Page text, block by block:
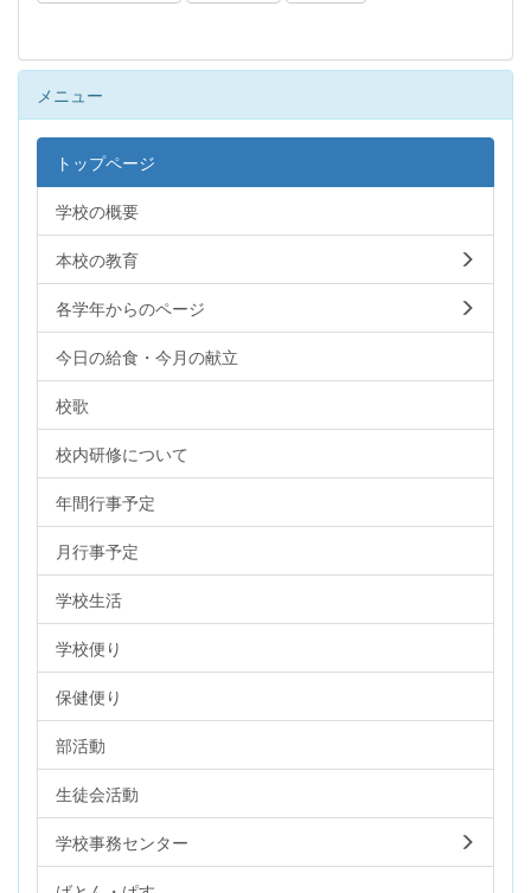
メニュー
トップページ
学校の概要
本校の教育
各学年からのページ
今日の給食・今月の献立
校歌
校内研修について
年間行事予定
月行事予定
学校生活
学校便り
保健便り
部活動
生徒会活動
学校事務センター